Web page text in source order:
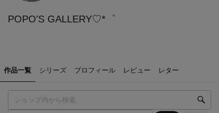
POPO'S GALLERY♡*゜
作品一覧 シリーズ プロフィール レビュー レター